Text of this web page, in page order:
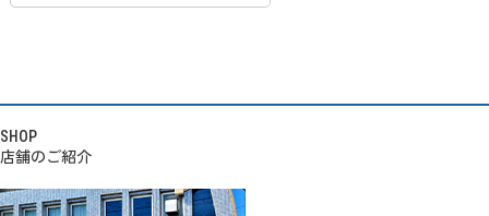
SHOP
店舗のご紹介